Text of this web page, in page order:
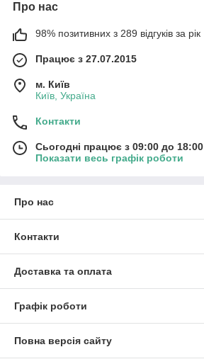
Про нас
98% позитивних з 289 відгуків за рік
Працює з 27.07.2015
м. Київ
Київ, Україна
Контакти
Сьогодні працює з 09:00 до 18:00
Показати весь графік роботи
Про нас
Контакти
Доставка та оплата
Графік роботи
Повна версія сайту